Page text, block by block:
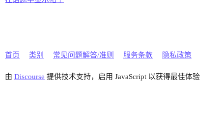
首页 类别 常见问题解答/准则 服务条款 隐私政策
由 Discourse 提供技术支持，启用 JavaScript 以获得最佳体验